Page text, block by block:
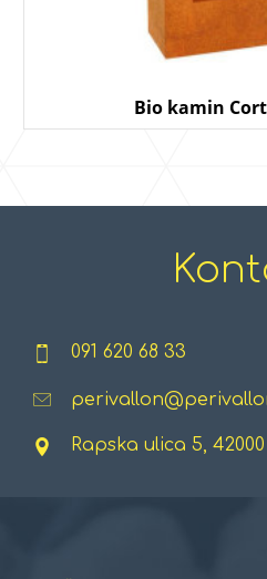
Bio kamin
091 620 68 33
Rapska ulica 5,